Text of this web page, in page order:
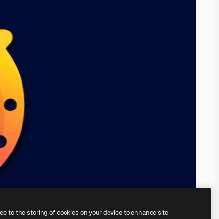
to the storing of cookies on your device to enhance site